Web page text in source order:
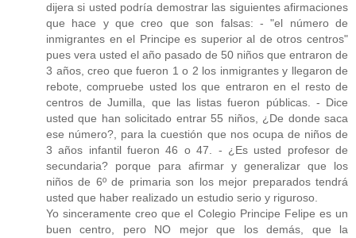
dijera si usted podría demostrar las siguientes afirmaciones
que hace y que creo que son falsas: - "el número de
inmigrantes en el Principe es superior al de otros centros"
pues vera usted el año pasado de 50 niños que entraron de
3 años, creo que fueron 1 o 2 los inmigrantes y llegaron de
rebote, compruebe usted los que entraron en el resto de
centros de Jumilla, que las listas fueron públicas. - Dice
usted que han solicitado entrar 55 niños, ¿De donde saca
ese número?, para la cuestión que nos ocupa de niños de
3 años infantil fueron 46 o 47. - ¿Es usted profesor de
secundaria? porque para afirmar y generalizar que los
niños de 6º de primaria son los mejor preparados tendrá
usted que haber realizado un estudio serio y riguroso.
Yo sinceramente creo que el Colegio Principe Felipe es un
buen centro, pero NO mejor que los demás, que la